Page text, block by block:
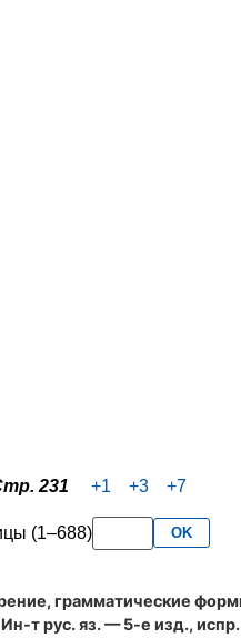
231 +1 +3 +7
(1–688) OK
грамматические
т рус. яз. — 5-е изд.,